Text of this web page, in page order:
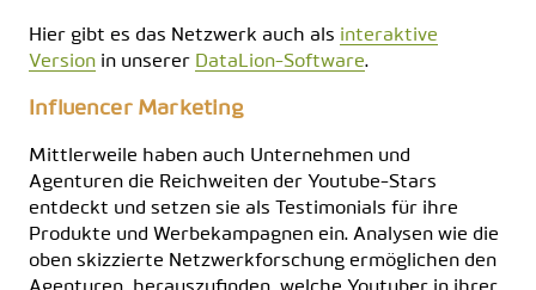
Hier gibt es das Netzwerk auch als interaktive
Version in unserer DataLion-Software.
Influencer Marketing
Mittlerweile haben auch Unternehmen und
Agenturen die Reichweiten der Youtube-Stars
entdeckt und setzen sie als Testimonials für ihre
Produkte und Werbekampagnen ein. Analysen wie die
oben skizzierte Netzwerkforschung ermöglichen den